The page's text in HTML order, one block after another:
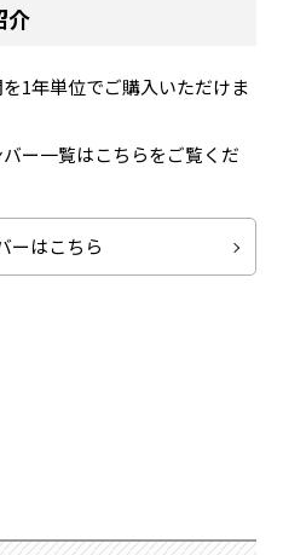
介
1年単位でご購入いただけま
ー一覧はこちらをご覧くだ
ーはこちら